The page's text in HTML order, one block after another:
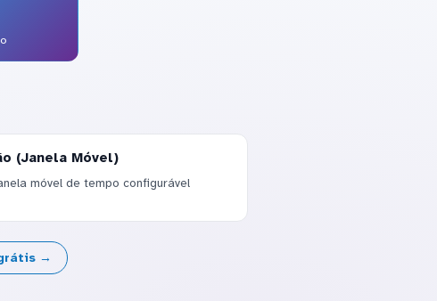
(Janela Móvel)
móvel de tempo configurável
→